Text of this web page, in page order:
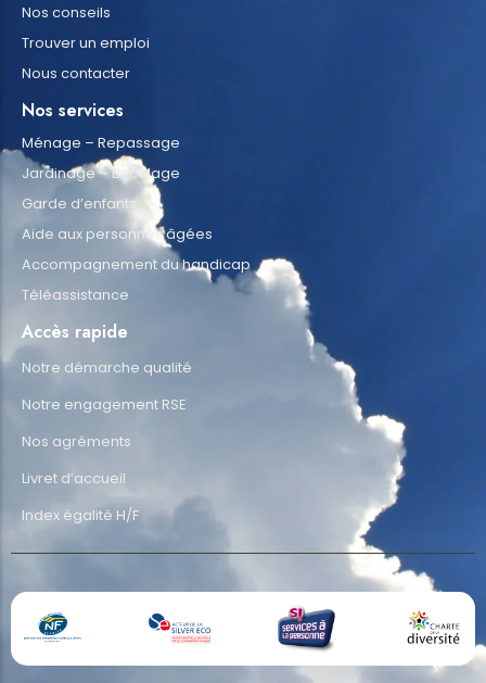
Nos conseils
Trouver un emploi
Nous contacter
Nos services
Ménage – Repassage
Jardinage – Bricolage
Garde d’enfants
Aide aux personnes âgées
Accompagnement du handicap
Téléassistance
Accès rapide
Notre démarche qualité
Notre engagement RSE
Nos agréments
Livret d’accueil
Index égalité H/F